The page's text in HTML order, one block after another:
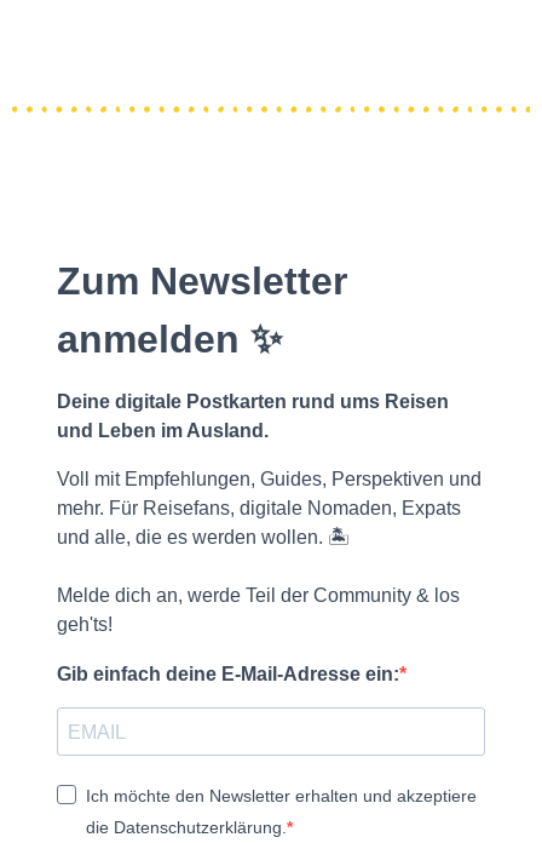
Zum Newsletter
anmelden ✨
Deine digitale Postkarten rund ums Reisen
und Leben im Ausland.
Voll mit Empfehlungen, Guides, Perspektiven und
mehr. Für Reisefans, digitale Nomaden, Expats
und alle, die es werden wollen. 🏝️
Melde dich an, werde Teil der Community & los
geh'ts!
Gib einfach deine E-Mail-Adresse ein:
Ich möchte den Newsletter erhalten und akzeptiere
die Datenschutzerklärung.